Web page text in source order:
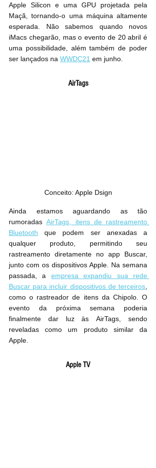
Apple Silicon e uma GPU projetada pela
Maçã, tornando-o uma máquina altamente
esperada. Não sabemos quando novos
iMacs chegarão, mas o evento de 20 abril é
uma possibilidade, além também de poder
ser lançados na WWDC21 em junho.
AirTags
Conceito: Apple Dsign
Ainda estamos aguardando as tão
rumoradas ‌AirTags‌, itens de rastreamento
Bluetooth que podem ser anexadas a
qualquer produto, permitindo seu
rastreamento diretamente no app Buscar,
junto com os dispositivos Apple. Na semana
passada, a empresa expandiu sua rede
Buscar para incluir dispositivos de terceiros
como o rastreador de itens da Chipolo. O
evento da próxima semana poderia
finalmente dar luz às ‌AirTags‌, sendo
reveladas como um produto similar da
Apple.
Apple TV